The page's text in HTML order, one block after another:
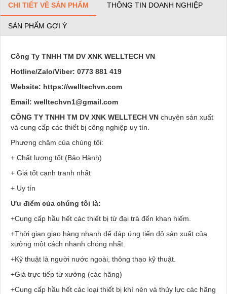
CHI TIẾT VỀ SẢN PHẨM THÔNG TIN DOANH NGHIỆP
SẢN PHẨM GỢI Ý
Công Ty TNHH TM DV XNK WELLTECH VN
Hotline/Zalo/Viber: 0773 881 419
Website: https://welltechvn.com
Email: welltechvn1@gmail.com
CÔNG TY TNHH TM DV XNK WELLTECH VN chuyên sản xuất
và cung cấp các thiết bị công nghiệp uy tín.
Phương châm của chúng tôi:
+ Chất lượng tốt (Bảo Hành)
+ Giá tốt cạnh tranh nhất
+ Uy tín
Ưu điểm của chúng tôi là:
+Cung cấp hầu hết các thiết bị từ đại trà đến khan hiếm.
+Thời gian giao hàng nhanh để đáp ứng tiến độ sản xuất của
xưởng một cách nhanh chóng nhất.
+Kỹ thuật là người nước ngoài, thông thạo kỹ thuật.
+Giá trực tiếp từ xưởng (các hãng)
+Cung cấp hầu hết các loại thiết bị khí nén và thủy lực các hãng